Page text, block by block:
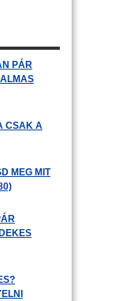
PÁR
CSAK A
MEG MIT